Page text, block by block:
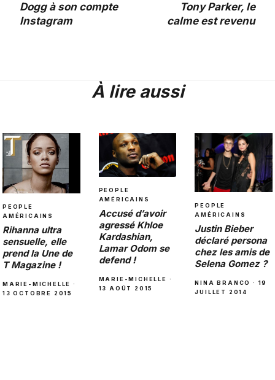
Dogg à son compte
Instagram
Tony Parker, le
calme est revenu
À lire aussi
PEOPLE
AMÉRICAINS
Rihanna ultra
sensuelle, elle
prend la Une de
T Magazine !
MARIE-MICHELLE ·
13 OCTOBRE 2015
PEOPLE
AMÉRICAINS
Accusé d’avoir
agressé Khloe
Kardashian,
Lamar Odom se
defend !
MARIE-MICHELLE ·
13 AOÛT 2015
PEOPLE
AMÉRICAINS
Justin Bieber
déclaré persona
chez les amis de
Selena Gomez ?
NINA BRANCO · 19
JUILLET 2014